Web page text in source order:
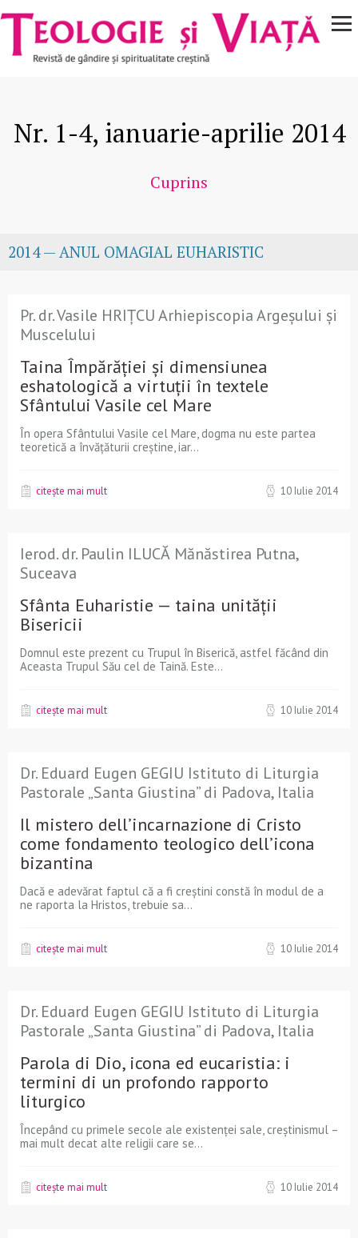
Mergi la conţinutul principal
Navigare
principală
Nr. 1-4, ianuarie-aprilie 2014
Cuprins
2014 — ANUL OMAGIAL EUHARISTIC
Pr. dr. Vasile HRIȚCU Arhiepiscopia Argeşului şi
Muscelului
Taina Împărăției și dimensiunea
eshatologică a virtuții în textele
Sfântului Vasile cel Mare
În opera Sfântului Vasile cel Mare, dogma nu este partea
teoretică a învățăturii creștine, iar...
citește mai mult 10 Iulie 2014
Ierod. dr. Paulin ILUCĂ Mănăstirea Putna,
Suceava
Sfânta Euharistie — taina unității
Bisericii
Domnul este prezent cu Trupul în Biserică, astfel făcând din
Aceasta Trupul Său cel de Taină. Este...
citește mai mult 10 Iulie 2014
Dr. Eduard Eugen GEGIU Istituto di Liturgia
Pastorale „Santa Giustina” di Padova, Italia
Il mistero dell’incarnazione di Cristo
come fondamento teologico dell’icona
bizantina
Dacă e adevărat faptul că a fi creştini constă în modul de a
ne raporta la Hristos, trebuie sa...
citește mai mult 10 Iulie 2014
Dr. Eduard Eugen GEGIU Istituto di Liturgia
Pastorale „Santa Giustina” di Padova, Italia
Parola di Dio, icona ed eucaristia: i
termini di un profondo rapporto
liturgico
Începând cu primele secole ale existenţei sale, creştinismul –
mai mult decat alte religii care se...
citește mai mult 10 Iulie 2014